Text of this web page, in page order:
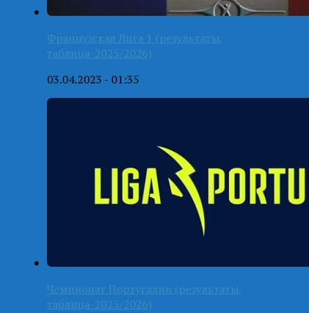
Французская Лига 1 (результаты,
таблица-2025/2026)
03.04.2023 - 01:35
Чемпионат Португалии (результаты,
таблица-2025/2026)